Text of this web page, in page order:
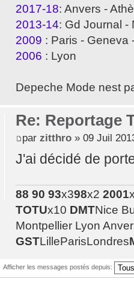
2017-18: Anvers -
2013-14: Gd Journal -
2009 : Paris - Geneva
2006 : Lyon
Depeche Mode nest
Re: Reportage
par zitthro» 09 Juil
J'ai décidé de
88 90 93x398x2 2001
TOTUx10 DMTNice
Montpellier Lyon
GSTLilleParisLondres
Afficher les messages postés depuis: